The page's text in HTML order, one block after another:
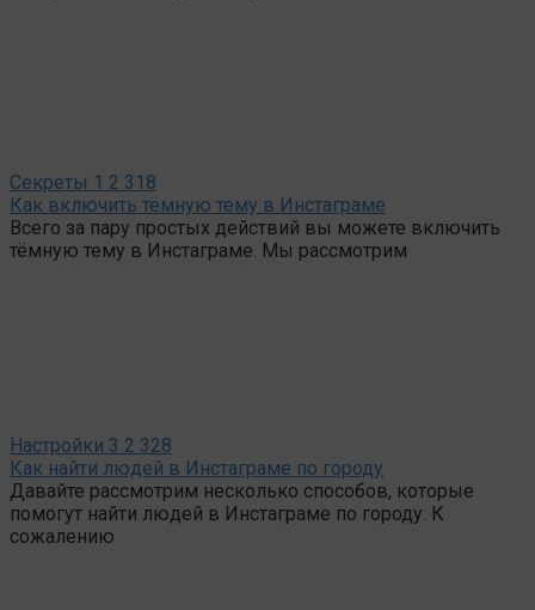
Секреты 1 2 318
Как включить тёмную тему в Инстаграме
Всего за пару простых действий вы можете включить
тёмную тему в Инстаграме. Мы рассмотрим
Настройки 3 2 328
Как найти людей в Инстаграме по городу
Давайте рассмотрим несколько способов, которые
помогут найти людей в Инстаграме по городу. К
сожалению